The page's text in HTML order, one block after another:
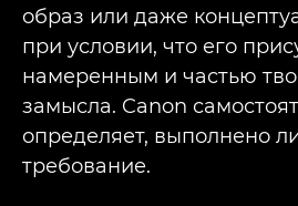
образ или даже
при условии, что его
намеренным и частью
замысла. Canon
определяет, выполнено
требование.